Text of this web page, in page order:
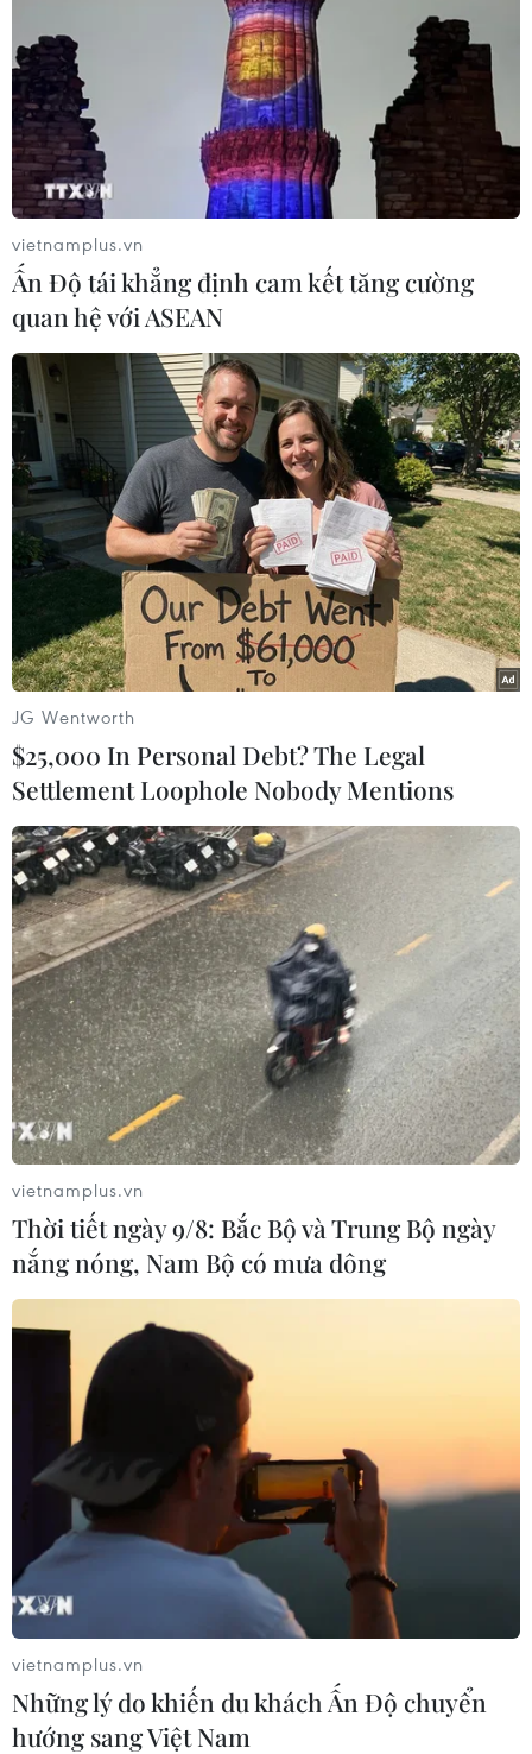
#Nhập khẩu vàng
#Mùa lễ hội
Ấn Độ
Theo dõi VietnamPlus
Dữ liệu việc làm Mỹ mở thêm dư địa cho giá
vàng trong tuần qua
Giá vàng thế giới quay đầu giảm nhẹ do áp lực
chốt lời
Giá vàng tăng phiên thứ tư liên tiếp, chạm mức
cao nhất trong 7 tuần
Giá vàng thế giới tăng mạnh nhất kể từ tháng
Hai
Giá vàng ngày 5/8: Bảng giá tại các công ty
vàng bạc đá quý
TIN LIÊN QUAN
Giá vàng nhẫn bật tăng, thương hiệu SJC
giữ nguyên ở mức 84,5 triệu đồng
11/10/2024 02:09
Giá vàng nhẫn tại một số doanh nghiệp trong nước
tăng trở lại ngưỡng 83,2 triệu đồng mỗi lượng phiên mở
cửa sáng 11/10, trong khi thương hiệu SJC vẫn giữ ổn
định ở ngưỡng 84,5 triệu đồng/lượng.
vietnamplus.vn
Ấn Độ tái khẳng định cam kết tăng cường
quan hệ với ASEAN
JG Wentworth
$25,000 In Personal Debt? The Legal
Settlement Loophole Nobody Mentions
vietnamplus.vn
Thời tiết ngày 9/8: Bắc Bộ và Trung Bộ ngày
nắng nóng, Nam Bộ có mưa dông
vietnamplus.vn
Những lý do khiến du khách Ấn Độ chuyển
hướng sang Việt Nam